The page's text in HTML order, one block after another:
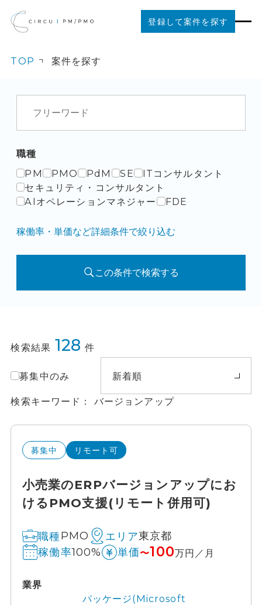
登録して案件を探す
ご利用の流れ
お役立ちコンテンツ
法人の方はこちら
TOP 案件を探す
職種
PM
PMO PdM SE
ITコンサルタント
セキュリティ・コンサルタント
AIオペレーションマネジャー
FDE
稼働率・単価など詳細条件で絞り込む
この条件で検索する
検索結果 128 件
募集中のみ 新着順
検索キーワード バージョンアップ
募集中 リモート可
小売業のERPバージョンアップにお
けるPMO支援(リモート併用可)
職種PMO エリア東京都
稼働率100% 単価〜100万円／月
業界
パッケージ(Microsoft